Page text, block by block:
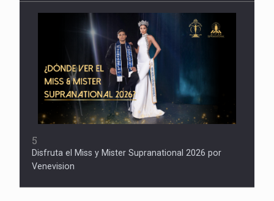
5
Disfruta el Miss y Mister Supranational 2026 por
Venevision